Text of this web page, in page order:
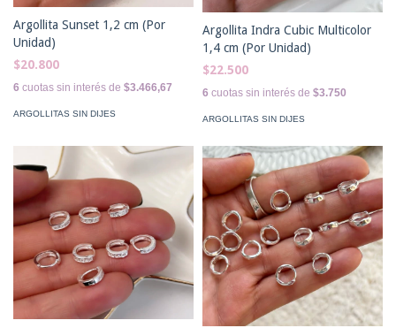
Argollita Sunset 1,2 cm (Por
Unidad)
$20.800
6 cuotas sin interés de $3.466,67
ARGOLLITAS SIN DIJES
Argollita Indra Cubic Multicolor
1,4 cm (Por Unidad)
$22.500
6 cuotas sin interés de $3.750
ARGOLLITAS SIN DIJES